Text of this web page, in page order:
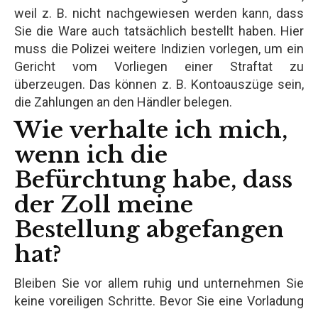
weil z. B. nicht nachgewiesen werden kann, dass
Sie die Ware auch tatsächlich bestellt haben. Hier
muss die Polizei weitere Indizien vorlegen, um ein
Gericht vom Vorliegen einer Straftat zu
überzeugen. Das können z. B. Kontoauszüge sein,
die Zahlungen an den Händler belegen.
Wie verhalte ich mich,
wenn ich die
Befürchtung habe, dass
der Zoll meine
Bestellung abgefangen
hat?
Bleiben Sie vor allem ruhig und unternehmen Sie
keine voreiligen Schritte. Bevor Sie eine Vorladung